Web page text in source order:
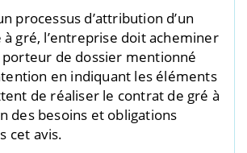
processus d’attribution d’un
gré, l’entreprise doit acheminer
de dossier mentionné
en indiquant les éléments
de réaliser le contrat de gré à
des besoins et obligations
cet avis.